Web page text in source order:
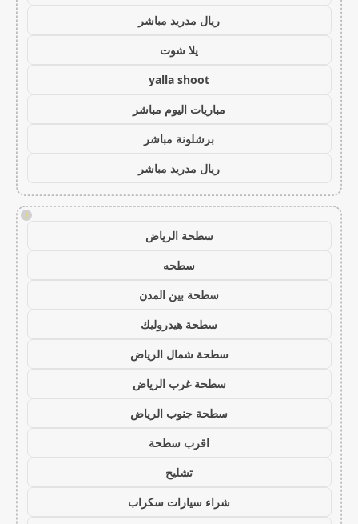
ريال مدريد مباشر
يلا شوت
yalla shoot
مباريات اليوم مباشر
برشلونة مباشر
ريال مدريد مباشر
!
سطحة الرياض
سطحه
سطحة بين المدن
سطحة هيدروليك
سطحة شمال الرياض
سطحة غرب الرياض
سطحة جنوب الرياض
اقرب سطحة
تشليح
شراء سيارات سكراب